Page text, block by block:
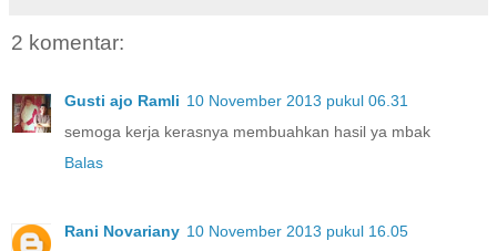
2 komentar:
Gusti ajo Ramli 10 November 2013 pukul 06.31
semoga kerja kerasnya membuahkan hasil ya mbak
Balas
Rani Novariany 10 November 2013 pukul 16.05